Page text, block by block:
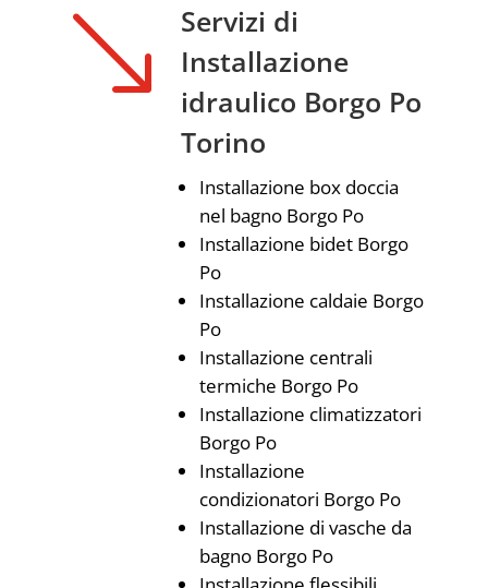
'
Servizi di
Installazione
idraulico Borgo Po
Torino
Installazione box doccia
nel bagno Borgo Po
Installazione bidet Borgo
Po
Installazione caldaie Borgo
Po
Installazione centrali
termiche Borgo Po
Installazione climatizzatori
Borgo Po
Installazione
condizionatori Borgo Po
Installazione di vasche da
bagno Borgo Po